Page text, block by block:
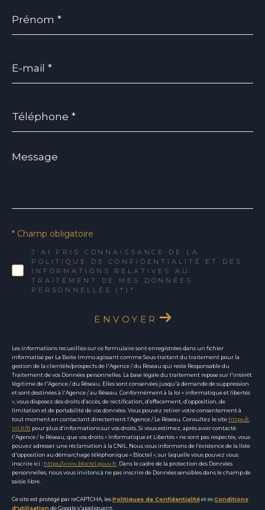
*
mail
*
*
Message
*
J'AI PRIS CONNAISSANCE DE LA
POLITIQUE DE CONFIDENTIALITÉ ET DES
INFORMATIONS RELATIVES AU
TRAITEMENT DE MES DONNÉES
PERSONNELLES (*)*
* Champ obligatoire
ENVOYER
Les informations recueillies sur ce formulaire sont enregistrées dans un fichier
informatisé par La Boite Immo agissant comme Sous-traitant du traitement pour la
gestion de la clientèle/prospects de l'Agence / du Réseau qui reste Responsable du
Traitement de vos Données personnelles. La base légale du traitement repose sur l'intérêt
légitime de l'Agence / du Réseau. Elles sont conservées jusqu'à demande de suppression
et sont destinées à l'Agence / au Réseau. Conformément à la loi « informatique et libertés
», vous disposez des droits d’accès, de rectification, d’effacement, d’opposition, de
limitation et de portabilité de vos données. Vous pouvez retirer votre consentement à
tout moment en contactant directement l’Agence / Le Réseau. Consultez le site https://c
nil.fr/fr pour plus d’informations sur vos droits. Si vous estimez, après avoir contacté
l'Agence / le Réseau, que vos droits « Informatique et Libertés » ne sont pas respectés, vous
pouvez adresser une réclamation à la CNIL. Nous vous informons de l’existence de la liste
d'opposition au démarchage téléphonique « Bloctel », sur laquelle vous pouvez vous
inscrire ici : https://www.bloctel.gouv.fr. Dans le cadre de la protection des Données
personnelles, nous vous invitons à ne pas inscrire de Données sensibles dans le champ de
saisie libre.
Ce site est protégé par reCAPTCHA, lesPolitiques de Confidentialitéet esConditions
d'utilisation de Google s'appliquent.